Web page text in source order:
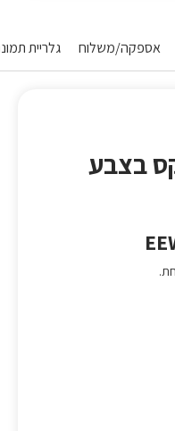
אספקה/משלוח גלריית
בצבע